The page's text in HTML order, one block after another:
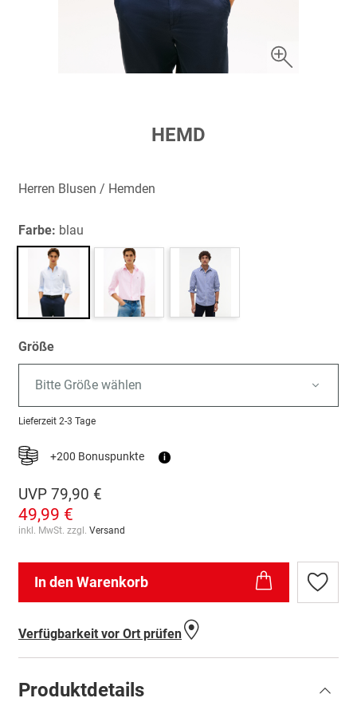
springen
HEMD
Herren Blusen / Hemden
Farbe: blau
Größe
Bitte Größe wählen
Lieferzeit 2-3 Tage
+200 Bonuspunkte i
UVP 79,90 €
49,99 €
inkl. MwSt. zzgl. Versand
In den Warenkorb
Zur
Verfügbarkeit vor Ort prüfen
Produktdetails